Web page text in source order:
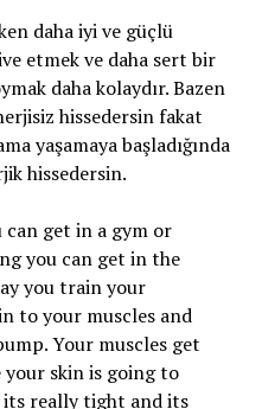
daha iyi ve güçlü
etmek ve daha sert bir
daha kolaydır. Bazen
hissedersin fakat
yaşamaya başladığında
hissedersin.
get in a gym or
you can get in the
you train your
to your muscles and
Your muscles get
skin is going to
its really tight and its